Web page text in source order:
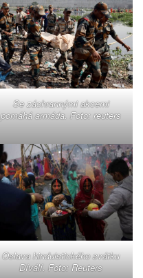
Se záchrannými akcemi
pomáhá armáda. Foto: reuters
Oslava hinduistického svátku
Díválí. Foto: Reuters